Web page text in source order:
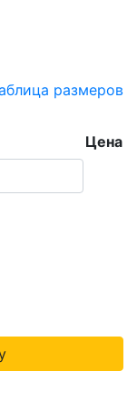
размеров
Цена